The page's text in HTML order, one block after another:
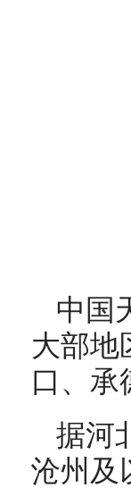
中国
大部地
口、承
据河
沧州及